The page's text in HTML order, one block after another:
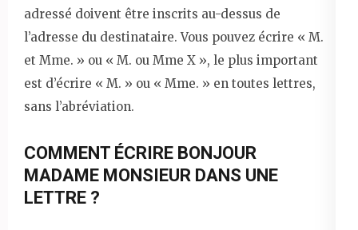
adressé doivent être inscrits au-dessus de
l’adresse du destinataire. Vous pouvez écrire « M.
et Mme. » ou « M. ou Mme X », le plus important
est d’écrire « M. » ou « Mme. » en toutes lettres,
sans l’abréviation.
COMMENT ÉCRIRE BONJOUR
MADAME MONSIEUR DANS UNE
LETTRE ?